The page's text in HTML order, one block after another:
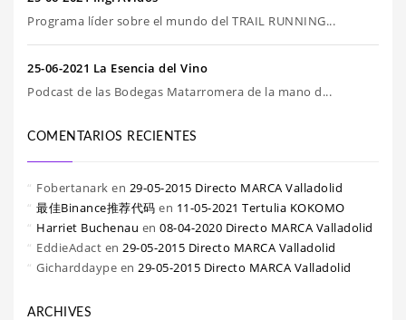
Programa líder sobre el mundo del TRAIL RUNNING...
25-06-2021 La Esencia del Vino
Podcast de las Bodegas Matarromera de la mano d...
COMENTARIOS RECIENTES
Fobertanark en 29-05-2015 Directo MARCA Valladolid
最佳Binance推荐代码 en 11-05-2021 Tertulia KOKOMO
Harriet Buchenau en 08-04-2020 Directo MARCA Valladolid
EddieAdact en 29-05-2015 Directo MARCA Valladolid
Gicharddaype en 29-05-2015 Directo MARCA Valladolid
ARCHIVES